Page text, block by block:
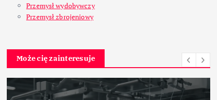
Przemysł wydobywczy
Przemysł zbrojeniowy
Może cię zainteresuje